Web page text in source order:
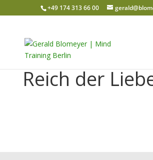
+49 174 313 66 00
Reich der